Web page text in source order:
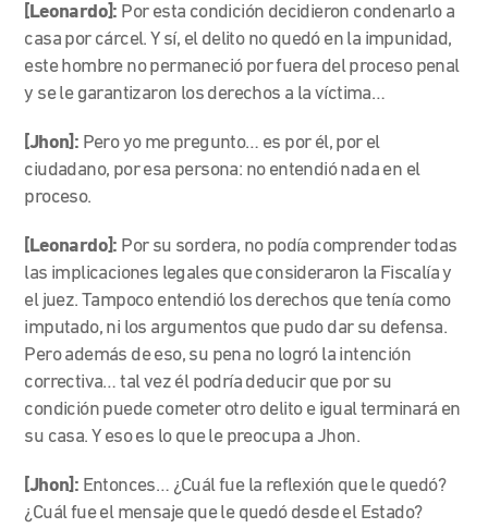
[Leonardo]: Por esta condición decidieron condenarlo a
casa por cárcel. Y sí, el delito no quedó en la impunidad,
este hombre no permaneció por fuera del proceso penal
y se le garantizaron los derechos a la víctima…
[Jhon]: Pero yo me pregunto… es por él, por el
ciudadano, por esa persona: no entendió nada en el
proceso.
[Leonardo]: Por su sordera, no podía comprender todas
las implicaciones legales que consideraron la Fiscalía y
el juez. Tampoco entendió los derechos que tenía como
imputado, ni los argumentos que pudo dar su defensa.
Pero además de eso, su pena no logró la intención
correctiva… tal vez él podría deducir que por su
condición puede cometer otro delito e igual terminará en
su casa. Y eso es lo que le preocupa a Jhon.
[Jhon]: Entonces… ¿Cuál fue la reflexión que le quedó?
¿Cuál fue el mensaje que le quedó desde el Estado?